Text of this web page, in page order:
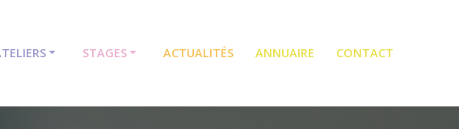
STAGES ACTUALITÉS ANNUAIRE CONTACT